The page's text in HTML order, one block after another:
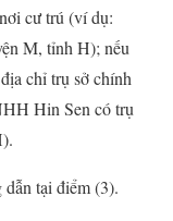
cư trú (ví dụ:
M, tỉnh H); nếu
chỉ trụ sở chính
Hin Sen có trụ
tại điểm (3).